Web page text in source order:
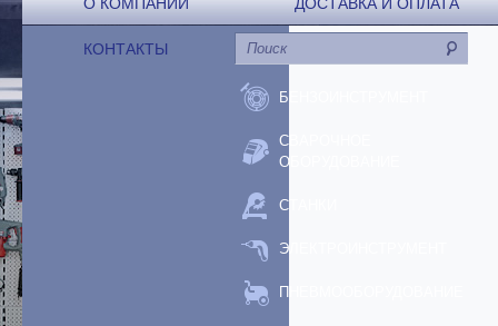
КОНТАКТЫ
БЕНЗОИНСТРУМЕНТ
СВАРОЧНОЕ
ОБОРУДОВАНИЕ
СТАНКИ
ЭЛЕКТРОИНСТРУМЕНТ
ПНЕВМООБОРУДОВАНИЕ